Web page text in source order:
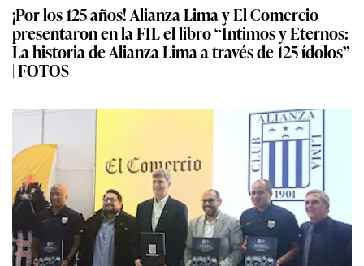
¡Por los 125 años! Alianza Lima y El Comercio
presentaron en la FIL el libro “Íntimos y Eternos:
La historia de Alianza Lima a través de 125 ídolos”
| FOTOS